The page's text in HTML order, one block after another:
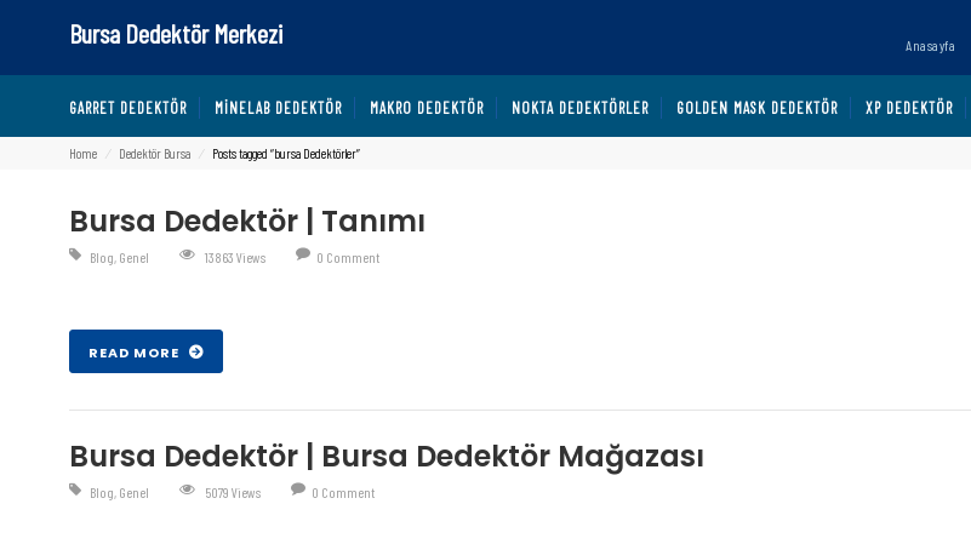
Bursa Dedektör Merkezi Anasayfa
GARRET DEDEKTÖR MINELAB DEDEKTÖR MAKRO DEDEKTÖR NOKTA DEDEKTÖRLER GOLDEN MASK DEDEKTÖR XP DEDEKTÖR
Home ⁄ Dedektör Bursa ⁄ Posts tagged “bursa Dedektörler”
Bursa Dedektör | Tanımı
Blog, Genel 13863 Views 0 Comment
READ MORE
Bursa Dedektör | Bursa Dedektör Mağazası
Blog, Genel 5079 Views 0 Comment